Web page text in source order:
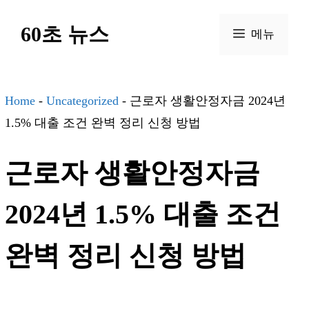
건
너
기
60초 뉴스 메뉴
Home - Uncategorized - 근로자 생활안정자금 2024년
1.5% 대출 조건 완벽 정리 신청 방법
근로자 생활안정자금
2024년 1.5% 대출 조건
완벽 정리 신청 방법